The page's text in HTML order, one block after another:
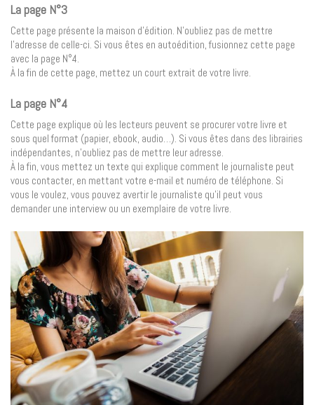
La page N°3
Cette page présente la maison d’édition. N’oubliez pas de mettre
l’adresse de celle-ci. Si vous êtes en autoédition, fusionnez cette page
avec la page N°4.
À la fin de cette page, mettez un court extrait de votre livre.
La page N°4
Cette page explique où les lecteurs peuvent se procurer votre livre et
sous quel format (papier, ebook, audio…). Si vous êtes dans des librairies
indépendantes, n’oubliez pas de mettre leur adresse.
À la fin, vous mettez un texte qui explique comment le journaliste peut
vous contacter, en mettant votre e-mail et numéro de téléphone. Si
vous le voulez, vous pouvez avertir le journaliste qu’il peut vous
demander une interview ou un exemplaire de votre livre.